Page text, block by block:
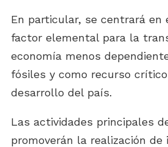
En particular, se centrará en
factor elemental para la
economía menos
fósiles y como recurso
desarrollo del país.
Las actividades principales
promoverán la realización de